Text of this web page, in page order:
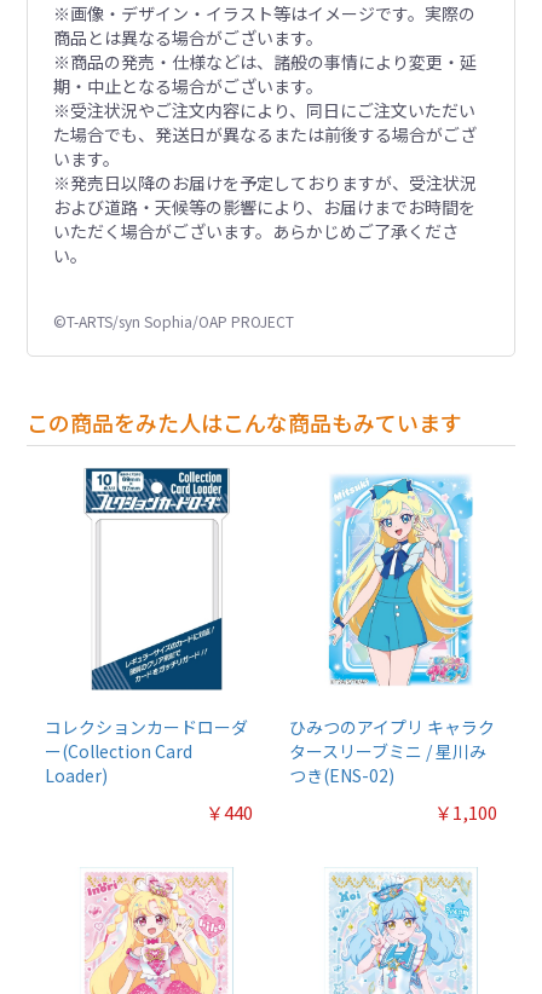
※画像・デザイン・イラスト等はイメージです。実際の
商品とは異なる場合がございます。
※商品の発売・仕様などは、諸般の事情により変更・延
期・中止となる場合がございます。
※受注状況やご注文内容により、同日にご注文いただい
た場合でも、発送日が異なるまたは前後する場合がござ
います。
※発売日以降のお届けを予定しておりますが、受注状況
および道路・天候等の影響により、お届けまでお時間を
いただく場合がございます。あらかじめご了承くださ
い。
©T-ARTS/syn Sophia/OAP PROJECT
この商品をみた人はこんな商品もみています
コレクションカードローダ
ー(Collection Card
Loader)
￥440
ひみつのアイプリ キャラク
タースリーブミニ / 星川み
つき(ENS-02)
￥1,100